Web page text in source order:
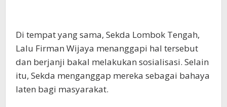
Di tempat yang sama, Sekda Lombok Tengah,
Lalu Firman Wijaya menanggapi hal tersebut
dan berjanji bakal melakukan sosialisasi. Selain
itu, Sekda menganggap mereka sebagai bahaya
laten bagi masyarakat.